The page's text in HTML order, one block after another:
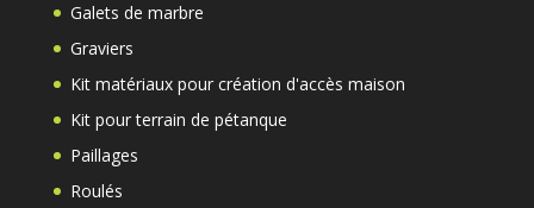
Galets de marbre
Graviers
Kit matériaux pour création d'accès maison
Kit pour terrain de pétanque
Paillages
Roulés